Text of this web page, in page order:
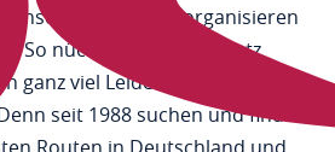
1988 organisieren
So nüchtern kann ein Satz
ganz viel Leidenschaft und
seit 1988 suchen und finden